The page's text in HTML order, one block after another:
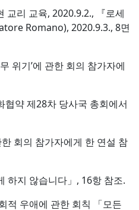
교리 교육, 2020.9.2., 『로세
Romano), 2020.9.3., 8면
위기’에 관한 회의 참가자에
협약 제28차 당사국 총회에서
한 회의 참가자에게 한 연설 참
하지 않습니다」, 16항 참조.
적 우애에 관한 회칙 「모든